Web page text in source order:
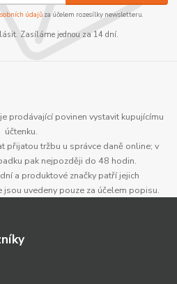
údajůza účelem rozesílky newsletteru.
Zasíláme jednou za 14 dní.
prodávající povinen vystavit kupujícímu
účtenku.
přijatou tržbu u správce daně online; v
pak nejpozději do 48 hodin.
a produktové značky patří jejich
uvedeny pouze za účelem popisu.